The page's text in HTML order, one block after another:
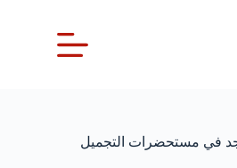
في مستحضرات التجميل